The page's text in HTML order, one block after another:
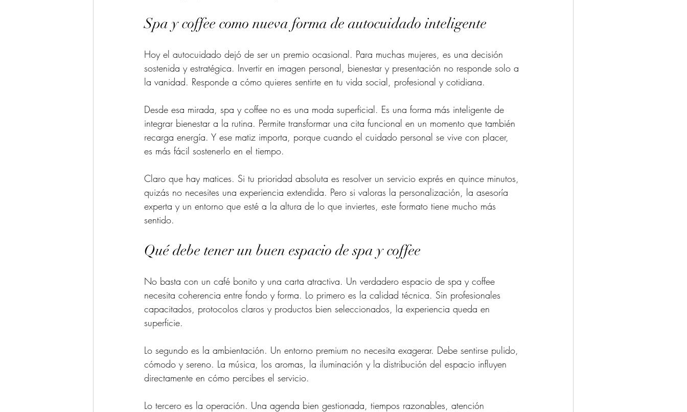
Spa y coffee como nueva forma de autocuidado inteligente
Hoy el autocuidado dejó de ser un premio ocasional. Para muchas mujeres, es una decisión
sostenida y estratégica. Invertir en imagen personal, bienestar y presentación no responde solo a
la vanidad. Responde a cómo quieres sentirte en tu vida social, profesional y cotidiana.
Desde esa mirada, spa y coffee no es una moda superficial. Es una forma más inteligente de
integrar bienestar a la rutina. Permite transformar una cita funcional en un momento que también
recarga energía. Y ese matiz importa, porque cuando el cuidado personal se vive con placer,
es más fácil sostenerlo en el tiempo.
Claro que hay matices. Si tu prioridad absoluta es resolver un servicio exprés en quince minutos,
quizás no necesites una experiencia extendida. Pero si valoras la personalización, la asesoría
experta y un entorno que esté a la altura de lo que inviertes, este formato tiene mucho más
sentido.
Qué debe tener un buen espacio de spa y coffee
No basta con un café bonito y una carta atractiva. Un verdadero espacio de spa y coffee
necesita coherencia entre fondo y forma. Lo primero es la calidad técnica. Sin profesionales
capacitados, protocolos claros y productos bien seleccionados, la experiencia queda en
superficie.
Lo segundo es la ambientación. Un entorno premium no necesita exagerar. Debe sentirse pulido,
cómodo y sereno. La música, los aromas, la iluminación y la distribución del espacio influyen
directamente en cómo percibes el servicio.
Lo tercero es la operación. Una agenda bien gestionada, tiempos razonables, atención